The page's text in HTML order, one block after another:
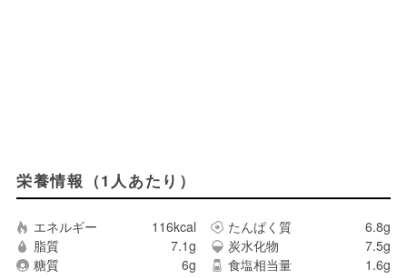
栄養情報（1人あたり）
エネルギー 116kcal たんぱく質
6.8g
脂質
7.1g 炭水化物
7.5g
糖質
6g 食塩相当量 1.6g